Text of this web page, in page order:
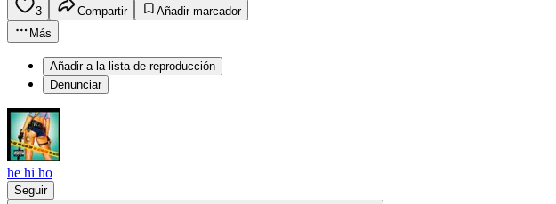
3 Compartir
Añadir marcador
Más
Añadir a la lista de reproducción
Denunciar
he hi ho
Seguir